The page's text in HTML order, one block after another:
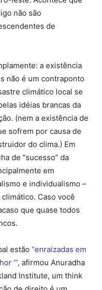
não são
de
a existência
não é um contraponto
climático local se
idéias brancas da
(nem a existência de
sofrem por causa de
do clima.) Em
de “sucesso” da
em
e individualismo –
Caso você
que quase todos
estão “enraizadas em
’”, afirmou Anuradha
Institute, um think